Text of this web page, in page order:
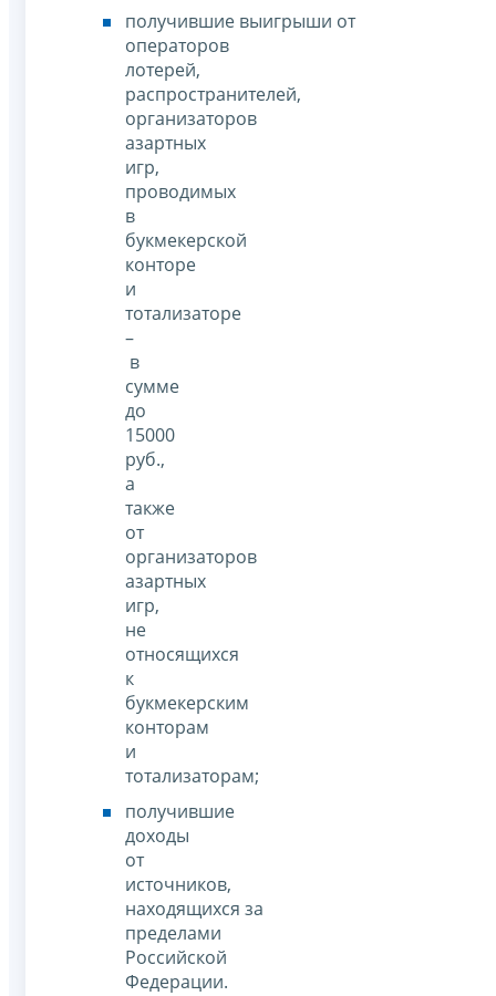
получившие выигрыши от
операторов
лотерей,
распространителей,
организаторов
азартных
игр,
проводимых
в
букмекерской
конторе
и
тотализаторе
–
в
сумме
до
15000
руб.,
а
также
от
организаторов
азартных
игр,
не
относящихся
к
букмекерским
конторам
и
тотализаторам;
получившие
доходы
от
источников,
находящихся за
пределами
Российской
Федерации.